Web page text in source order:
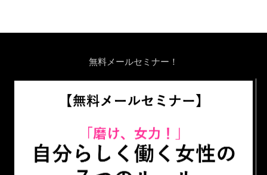
無料メールセミナー！